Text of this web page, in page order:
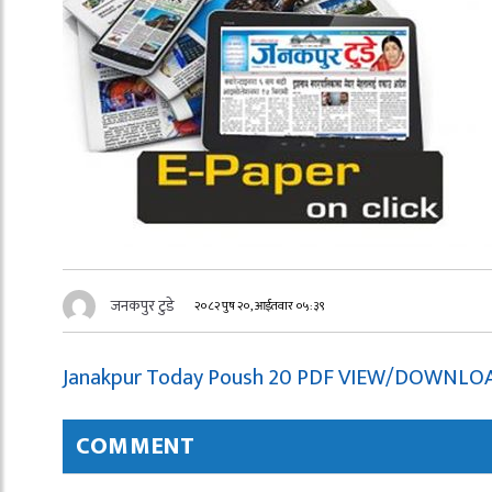
जनकपुर टुडे २०८२ पुष २०, आईतवार ०५:३९
Janakpur Today Poush 20 PDF VIEW/
COMMENT